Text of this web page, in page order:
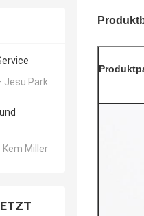
Jesu Park
Miller